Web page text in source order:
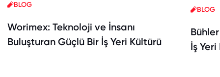
BLOG
Worimex: Teknoloji ve İnsanı
Buluşturan Güçlü Bir İş Yeri Kültürü
BLOG
İş